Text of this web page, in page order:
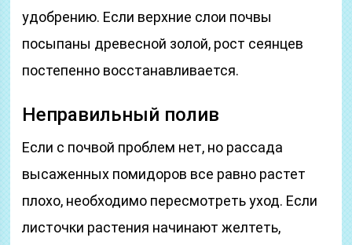
удобрению. Если верхние слои почвы
посыпаны древесной золой, рост сеянцев
постепенно восстанавливается.
Неправильный полив
Если с почвой проблем нет, но рассада
высаженных помидоров все равно растет
плохо, необходимо пересмотреть уход. Если
листочки растения начинают желтеть,